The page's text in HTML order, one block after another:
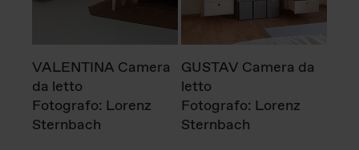
VALENTINA Camera
da letto
Fotografo: Lorenz
Sternbach
GUSTAV Camera da
letto
Fotografo: Lorenz
Sternbach